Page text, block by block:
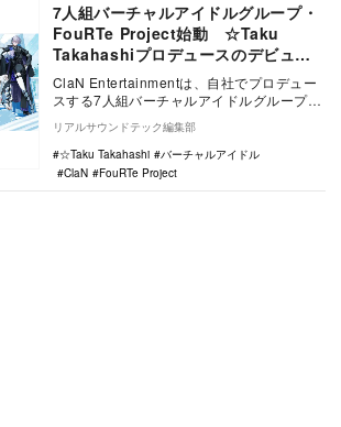
7人組バーチャルアイドルグループ・
FouRTe Project始動 ☆Taku
Takahashiプロデュースのデビュー
シングル配信
ClaN Entertainmentは、自社でプロデュー
スする7人組バーチャルアイドルグループ
「FouRTe Project（フ…
リアルサウンドテック編集部
☆Taku Takahashi
バーチャルアイドル
ClaN
FouRTe Project